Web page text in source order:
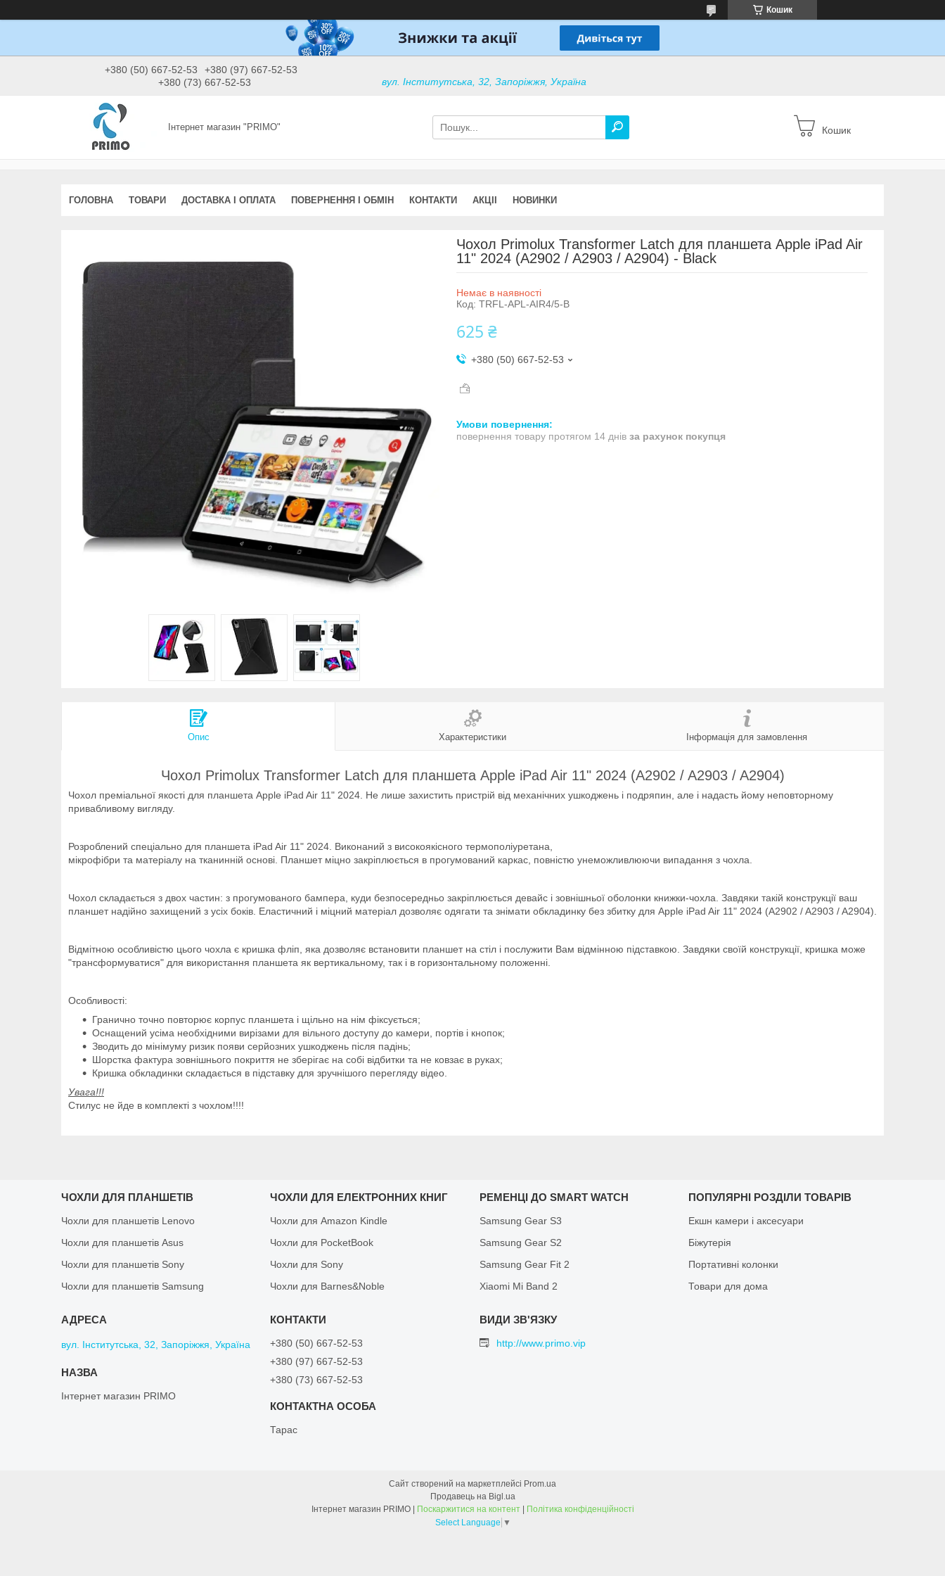
Кошик
+380 (50) 667-52-53
+380 (97) 667-52-53
+380 (73) 667-52-53
вул. Інститутська, 32, Запоріжжя, Україна
Інтернет магазин "PRIMO" Кошик
ГОЛОВНА ТОВАРИ ДОСТАВКА І ОПЛАТА ПОВЕРНЕННЯ І ОБМІН КОНТАКТИ АКЦІІ НОВИНКИ
Чохол Primolux Transformer Latch для планшета Apple iPad Air
11" 2024 (A2902 / A2903 / A2904) - Black
Немає в наявності
Код: TRFL-APL-AIR4/5-B
625 ₴
+380 (50) 667-52-53
повернення товару протягом 14 днів за рахунок покупця
Опис Характеристики Інформація для замовлення
Чохол Primolux Transformer Latch для планшета Apple iPad Air 11" 2024 (A2902 / A2903 / A2904)
Чохол преміальної якості для планшета Apple iPad Air 11" 2024. Не лише захистить пристрій від механічних ушкоджень і подряпин, але і надасть йому неповторному
привабливому вигляду.
Розроблений спеціально для планшета iPad Air 11" 2024. Виконаний з високоякісного термополіуретана,
мікрофібри та матеріалу на тканинній основі. Планшет міцно закріплюється в прогумований каркас, повністю унеможливлюючи випадання з чохла.
Чохол складається з двох частин: з прогумованого бампера, куди безпосередньо закріплюється девайс і зовнішньої оболонки книжки-чохла. Завдяки такій конструкції ваш
планшет надійно захищений з усіх боків. Еластичний і міцний матеріал дозволяє одягати та знімати обкладинку без збитку для Apple iPad Air 11" 2024 (A2902 / A2903 / A2904).
Відмітною особливістю цього чохла є кришка фліп, яка дозволяє встановити планшет на стіл і послужити Вам відмінною підставкою. Завдяки своїй конструкції, кришка може
"трансформуватися" для використання планшета як вертикальному, так і в горизонтальному положенні.
Особливості:
Гранично точно повторює корпус планшета і щільно на нім фіксується;
Оснащений усіма необхідними вирізами для вільного доступу до камери, портів і кнопок;
Зводить до мінімуму ризик появи серйозних ушкоджень після падінь;
Шорстка фактура зовнішнього покриття не зберігає на собі відбитки та не ковзає в руках;
Кришка обкладинки складається в підставку для зручнішого перегляду відео.
Увага!!!
Стилус не йде в комплекті з чохлом!!!!
ЧОХЛИ ДЛЯ ПЛАНШЕТІВ
Чохли для планшетів Lenovo
Чохли для планшетів Asus
Чохли для планшетів Sony
Чохли для планшетів Samsung
ЧОХЛИ ДЛЯ ЕЛЕКТРОННИХ КНИГ
Чохли для Amazon Kindle
Чохли для PocketBook
Чохли для Sony
Чохли для Barnes&Noble
РЕМЕНЦІ ДО SMART WATCH
Samsung Gear S3
Samsung Gear S2
Samsung Gear Fit 2
Xiaomi Mi Band 2
ПОПУЛЯРНІ РОЗДІЛИ ТОВАРІВ
Екшн камери і аксесуари
Біжутерія
Портативні колонки
Товари для дома
вул. Інститутська, 32, Запоріжжя, Україна
Інтернет магазин PRIMO
+380 (50) 667-52-53
+380 (97) 667-52-53
+380 (73) 667-52-53
Тарас
http://www.primo.vip
Сайт створений на маркетплейсі Prom.ua
Продавець на Bigl.ua
Інтернет магазин PRIMO | Поскаржитися на контент | Політика конфіденційності
Select Language ▼